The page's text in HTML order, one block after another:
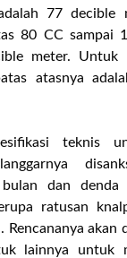
77 decible
80 CC sampai
meter. Untuk
atasnya
teknis
dan denda
ratusan
Rencananya akan
lainnya untuk